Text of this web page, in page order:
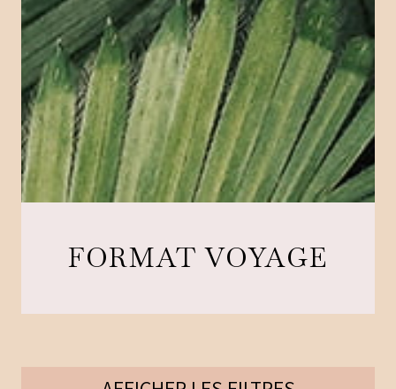
FORMAT VOYAGE